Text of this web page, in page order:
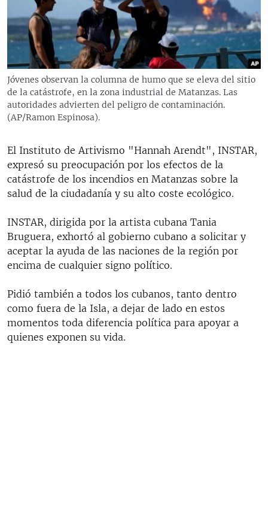
ESPECIALES
ESPECIALES
LA REALIDAD DE LA VIVIENDA EN CUBA
KENTU-CUBANO
LOS SANTOS DE HIALEAH
LA INVASIÓN DE RUSIA A UCRANIA
MULTIMEDIA
EDITORIALES
SÍGUENOS
Jóvenes observan la columna de humo que se eleva del sitio
de la catástrofe, en la zona industrial de Matanzas. Las
autoridades advierten del peligro de contaminación.
(AP/Ramon Espinosa).
El Instituto de Artivismo "Hannah Arendt", INSTAR,
expresó su preocupación por los efectos de la
catástrofe de los incendios en Matanzas sobre la
salud de la ciudadanía y su alto coste ecológico.
INSTAR, dirigida por la artista cubana Tania
Bruguera, exhortó al gobierno cubano a solicitar y
aceptar la ayuda de las naciones de la región por
encima de cualquier signo político.
Pidió también a todos los cubanos, tanto dentro
como fuera de la Isla, a dejar de lado en estos
momentos toda diferencia política para apoyar a
quienes exponen su vida.